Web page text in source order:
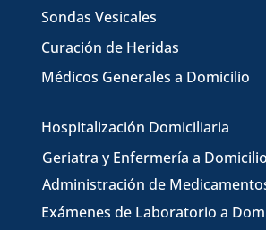
Sondas Vesicales
Curación de Heridas
Médicos Generales a Domicilio
Hospitalización Domiciliaria
Geriatra y Enfermería a Domicilio
Administración de
Exámenes de Laboratorio a